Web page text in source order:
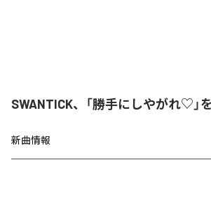
SWANTICK、「勝手にしやがれ♡」
新曲情報